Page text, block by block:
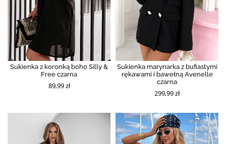
Sukienka z koronką boho Silly &
Free czarna
89,99 zł
Sukienka marynarka z bufiastymi
rękawami i bawełną Avenelle
czarna
299,99 zł